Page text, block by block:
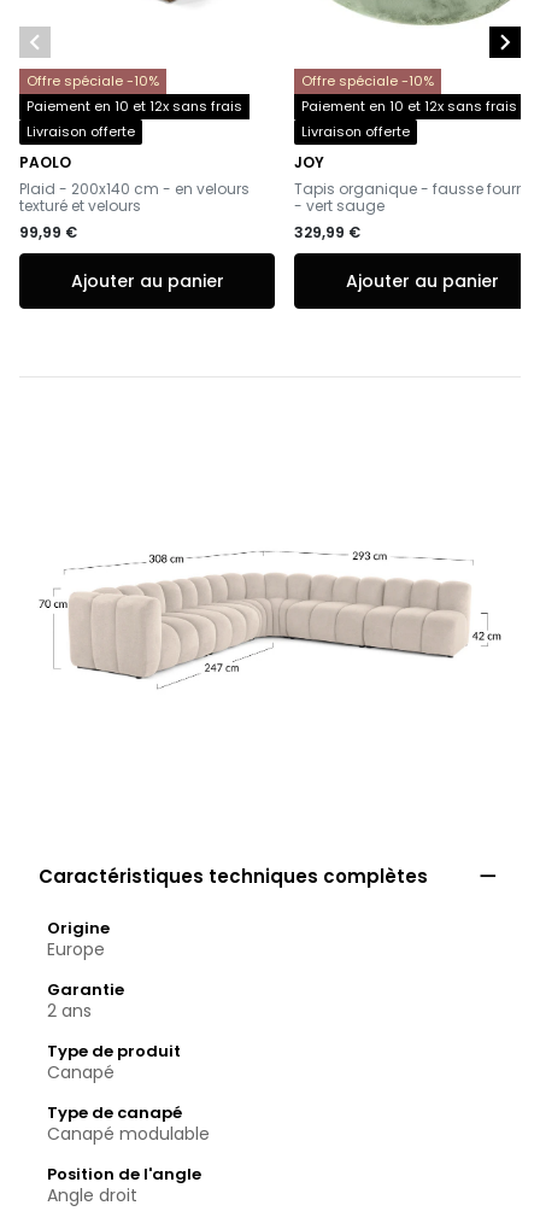
Offre spéciale -10%
Paiement en 10 et 12x sans frais
Livraison offerte
PAOLO
-
Plaid - 200x140 cm - en velours
texturé et velours
99,99 €
Ajouter au panier
Offre spéciale -10%
Paiement en 10 et 12x sans frais
Livraison offerte
JOY
-
Tapis organique - fausse
- vert sauge
329,99 €
Ajouter au panier
 
Caractéristiques techniques complètes 
Origine
Europe
Garantie
2 ans
Type de produit
Canapé
Type de canapé
Canapé modulable
Position de l'angle
Angle droit